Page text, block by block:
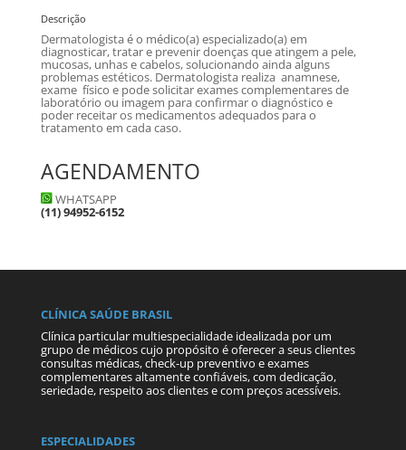
Descrição
Dermatologista é o médico(a) especializado(a) em
diagnosticar, tratar e prevenir doenças que atingem a pele,
mucosas, unhas e cabelos, solucionando ainda alguns
problemas estéticos. Dermatologista realiza anamnese,
exame físico e pode solicitar exames complementares de
laboratório ou imagem para confirmar o diagnóstico e
poder receitar os medicamentos adequados para o
tratamento em cada caso.
AGENDAMENTO
WHATSAPP
(11) 94952-6152
CLÍNICA SAÚDE BRASIL
Clínica particular multiespecialidade idealizada por um
grupo de médicos cujo propósito é oferecer a seus clientes
consultas médicas, check-up preventivo e exames
complementares altamente confiáveis, com dedicação,
seriedade, respeito aos clientes e com preços acessíveis.
ESPECIALIDADES